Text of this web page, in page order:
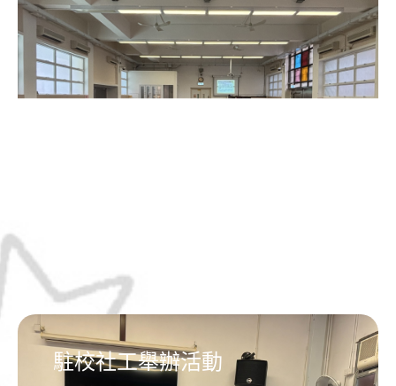
駐校社工舉辦活動